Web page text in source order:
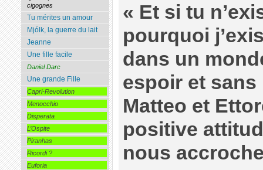
« Et si tu
pourquoi
dans un
espoir et sans
Matteo et
positive
nous
cigognes
Tu mérites un amour
Mjólk, la guerre du lait
Jeanne
Une fille facile
Daniel Darc
Une grande Fille
Capri-Revolution
Menocchio
Disperata
L’Ospite
Piranhas
Ricordi ?
Euforia